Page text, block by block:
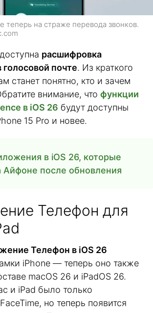
теперь на страже перевода звонков.
расшифровка
почте. Из краткого
станет понятно, кто и зачем
внимание, что функции
в iOS 26 будут доступны
15 Pro и новее.
в iOS 26, которые
Айфоне после обновления
Телефон для
Телефон в iOS 26
iPhone — теперь оно также
macOS 26 и iPadOS 26.
и iPad было только
но теперь появится